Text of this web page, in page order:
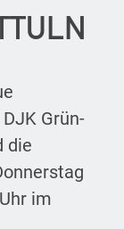
Grün-
die
im